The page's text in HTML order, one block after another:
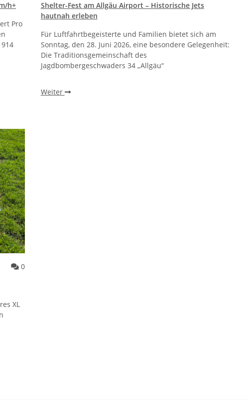
h+
Pro
Shelter-Fest am Allgäu Airport – Historische Jets
hautnah erleben
Für Luftfahrtbegeisterte und Familien bietet sich am
Sonntag, den 28. Juni 2026, eine besondere Gelegenheit:
Die Traditionsgemeinschaft des
Jagdbombergeschwaders 34 „Allgäu“
Weiter
0Kommentare zum Artikel Der neue Ares XL überzeugt im ersten
XL